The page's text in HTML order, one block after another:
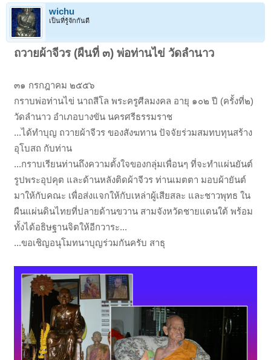
wichu
เป็นที่รู้จักกันดี
ถวายผ้าจีวร (ผืนที่ ๓) พ่อท่านไข่ วัดลำนาว
๓๑ กรกฎาคม ๒๕๕๖
กราบพ่อท่านไข่ นาถสีโล พระครูศีลมงคล อายุ ๑๐๒ ปี (ครั้งที่๒)
วัดลำนาว อำเภอบางขัน นครศรีธรรมราช
...ได้ทำบุญ ถวายผ้าจีวร ของสังฆทาน ปัจจัยร่วมสมทบทุนสร้าง
อุโบสถ กับท่าน
...กราบเรียนท่านถึงความตั้งใจของกลุ่มเพื่อนๆ ที่จะทำแผ่นยันต์
รูปพระอุปคุต และด้านหลังติดผ้าจีวร ท่านเมตตา มอบผ้ายันต์
มาให้กับคณะ เพื่อส่งแจกให้กับเหล่าผู้เสียสละ และชาวพุทธ ใน
ผืนแผ่นดินไทยที่ปลายด้านขวาน สามจังหวัดชายแดนใต้ พร้อม
ทั้งได้อธิษฐานจิตให้อีกวาระ...
...ขอเชิญอนุโมทนาบุญร่วมกันครับ สาธุ